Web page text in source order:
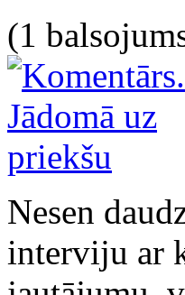
(1
Nesen
interviju ar